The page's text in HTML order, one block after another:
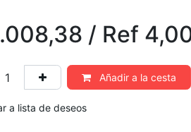
/ Ref
Añadir a la cesta
a lista de deseos